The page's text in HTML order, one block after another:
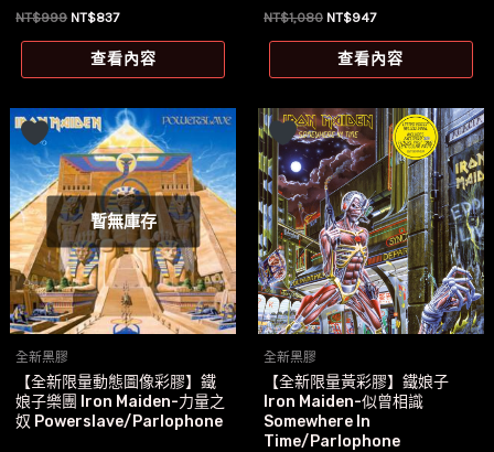
NT$999 原
格：
NT$837目
價
格：
查看內容
NT$1,080 原
價
格：
NT$947目
價
格：
查看內容
暫無庫存
全新黑膠
【全新限量動態圖像彩膠】鐵
娘子樂團 Iron Maiden-力量之
奴 Powerslave/Parlophone
全新黑膠
【全新限量黃彩膠】鐵娘子
Iron Maiden-似曾相識
Somewhere In
Time/Parlophone